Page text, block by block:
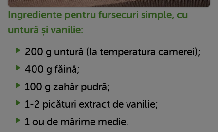
Ingrediente pentru fursecuri simple, cu
untură și vanilie:
200 g untură (la temperatura camerei);
400 g făină;
100 g zahăr pudră;
1-2 picături extract de vanilie;
1 ou de mărime medie.